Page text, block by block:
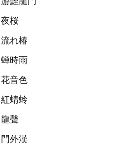
夜桜
流れ椿
蝉時雨
花音色
紅蜻蛉
龍聲
門外漢